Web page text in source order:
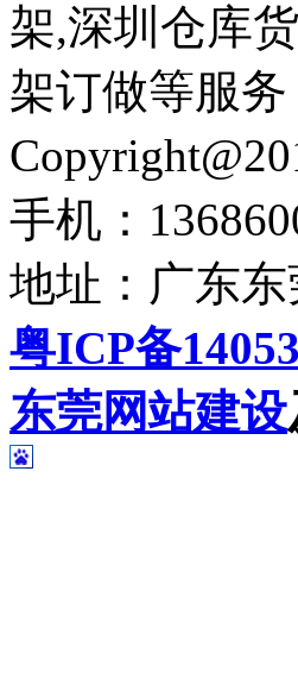
架,深圳仓库
架订做等服务
手机：
地址：广东
粤ICP备
东莞网站建设